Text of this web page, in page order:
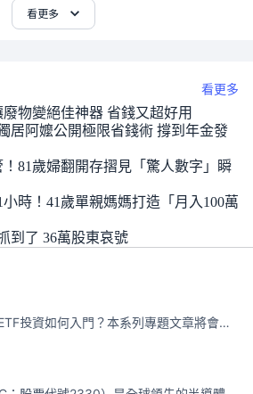
看更多
看更多
物變絕佳神器 省錢又超好用
居阿嬤公開極限省錢術 撐到年金發
81歲婦翻開存摺見「驚人數字」瞬
時！41歲單親媽媽打造「月入100萬
到了 36萬股東哀號
ETF是什麼？ETF投資如何入門？本系列專題文章將會告訴你新手必須知道的ETF基礎知識。